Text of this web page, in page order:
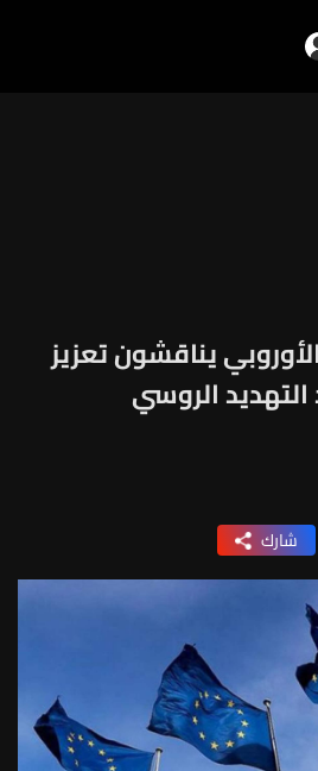
يناقشون تعزيز
الروسي
شارك